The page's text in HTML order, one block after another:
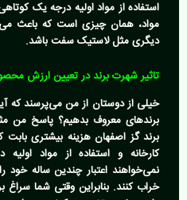
استفاده از مواد اولیه درجه یک
مواد، همان چیزی است که باعث
دیگری مثل لاستیک سفت باشد.
تاثیر شهرت برند در تعیین ارزش
خیلی از دوستان از من می‌پرسند که
برندهای معروف بدهیم؟ پاسخ من
برند گز اصفهانهزینه بیشتری
کارخانه و استفاده از مواد
نمی‌خواهند اعتبار چندین ساله
خراب کنند. بنابراین وقتی شما